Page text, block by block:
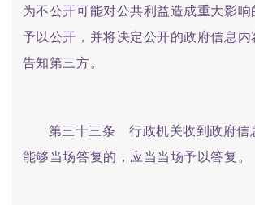
为不公开可能对公共利益造成重大影响
予以公开，并将决定公开的政府信息内
告知第三方。
第三十三条 行政机关收到政府信
能够当场答复的，应当当场予以答复。